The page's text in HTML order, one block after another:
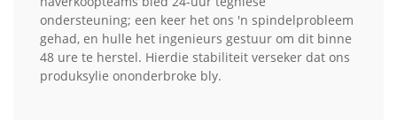
ondersteuning; een keer het ons 'n spindelprobleem
gehad, en hulle het ingenieurs gestuur om dit binne
48 ure te herstel. Hierdie stabiliteit verseker dat ons
produksylie ononderbroke bly.